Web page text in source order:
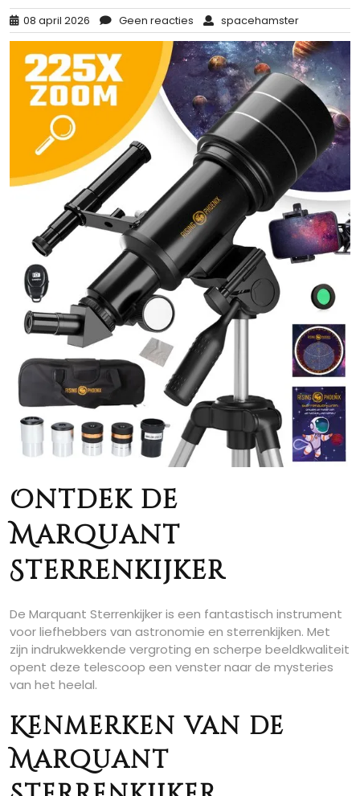
08 april 2026 Geen reacties spacehamster
Ontdek de
Marquant
Sterrenkijker
De Marquant Sterrenkijker is een fantastisch instrument
voor liefhebbers van astronomie en sterrenkijken. Met
zijn indrukwekkende vergroting en scherpe beeldkwaliteit
opent deze telescoop een venster naar de mysteries
van het heelal.
Kenmerken van de
Marquant